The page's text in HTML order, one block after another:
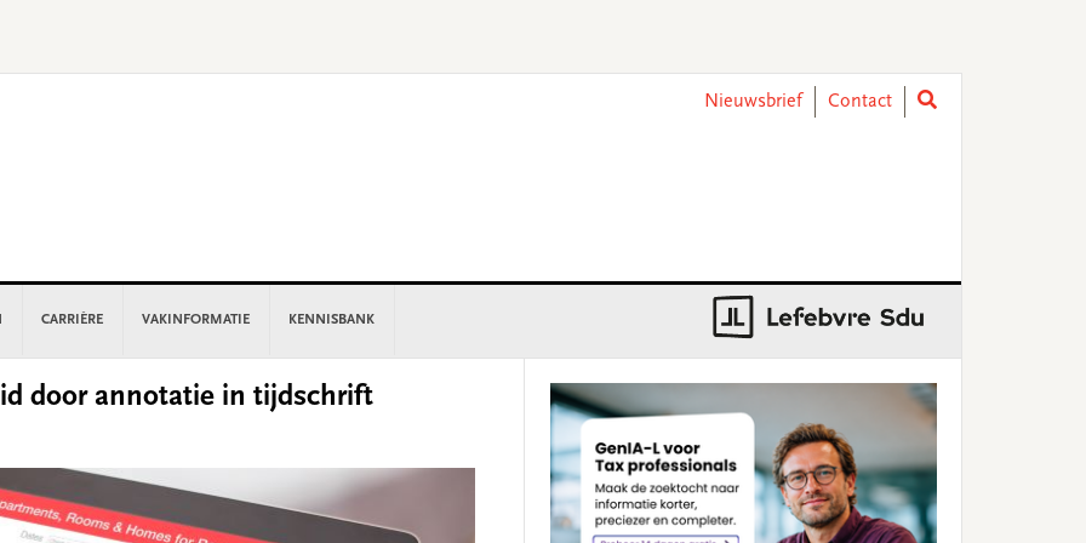
Nieuwsbrief
Contact
CARRIÈRE VAKINFORMATIE KENNISBANK
door annotatie in tijdschrift
Sidebar